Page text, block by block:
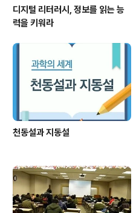
디지털 리터러시, 정보를 읽는 능
력을 키워라
천동설과 지동설